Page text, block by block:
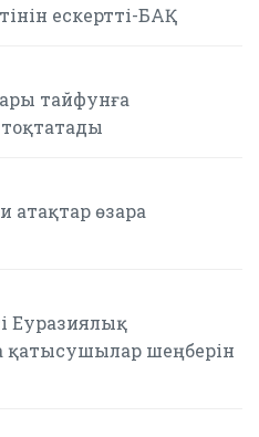
ескертті-БАҚ
тайфунға
өзара
Еуразиялық
қатысушылар шеңберін